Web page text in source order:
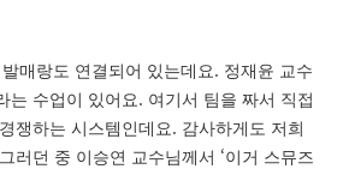
발매랑도 연결되어 있는데요 . 정재윤 교수
는 수업이 있어요 . 여기서 팀을 짜서 직접
쟁하는 시스템인데요 . 감사하게도 저희
그러던 중 이승연 교수님께서 ‘이거 스뮤즈